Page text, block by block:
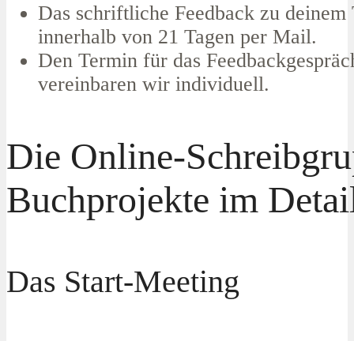
Das schriftliche Feedback zu deinem
innerhalb von 21 Tagen per Mail.
Den Termin für das
vereinbaren wir individuell.
Die Online-
Buchprojekte im
Das Start-Meeting